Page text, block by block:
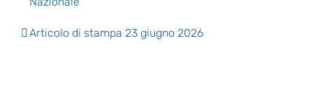
Articolo di stampa 23 giugno 2026